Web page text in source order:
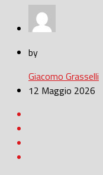
by
Giacomo Grasselli
12 Maggio 2026